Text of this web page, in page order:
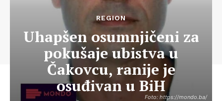
Foto: https://mondo.ba/
REGION
Uhapšen osumnjičeni za
pokušaje ubistva u
Čakovcu, ranije je
osuđivan u BiH